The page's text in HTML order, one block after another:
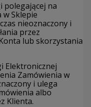
polegającej na
Sklepie
nieoznaczony i
przez
lub skorzystania
Elektronicznej
Zamówienia w
i ulega
albo
Klienta.